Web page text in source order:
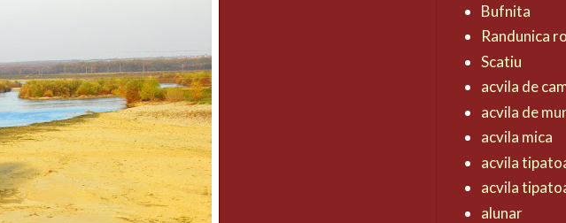
Bufnita
Randunica
Scatiu
acvila de
acvila de
acvila mica
acvila
acvila
alunar